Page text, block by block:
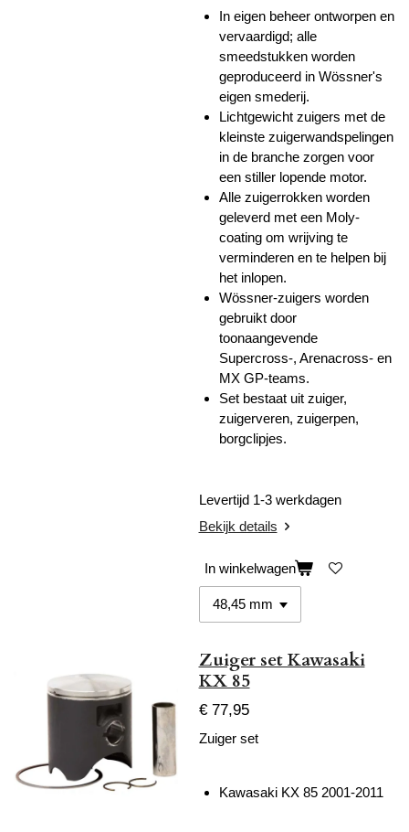
In eigen beheer ontworpen en
vervaardigd; alle
smeedstukken worden
geproduceerd in Wössner's
eigen smederij.
Lichtgewicht zuigers met de
kleinste zuigerwandspelingen
in de branche zorgen voor
een stiller lopende motor.
Alle zuigerrokken worden
geleverd met een Moly-
coating om wrijving te
verminderen en te helpen bij
het inlopen.
Wössner-zuigers worden
gebruikt door
toonaangevende
Supercross-, Arenacross- en
MX GP-teams.
Set bestaat uit zuiger,
zuigerveren, zuigerpen,
borgclipjes.
Levertijd 1-3 werkdagen
Bekijk details
In winkelwagen
Zuiger set Kawasaki
KX 85
€ 77,95
Zuiger set
Kawasaki KX 85 2001-2011